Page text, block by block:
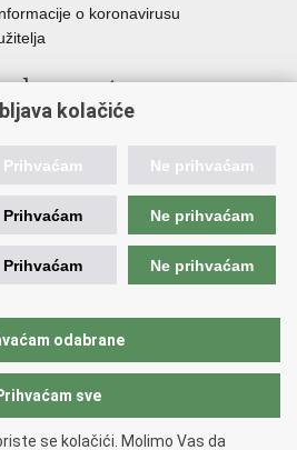
o koronavirusu
sustava
i organiziranog kriminaliteta
pravosuđa, uprave i digitalne
kolačiće
Prihvaćam Ne prihvaćam
Prihvaćam Ne prihvaćam
Prihvaćam Ne prihvaćam
odabrane
sve
se kolačići. Molimo Vas da